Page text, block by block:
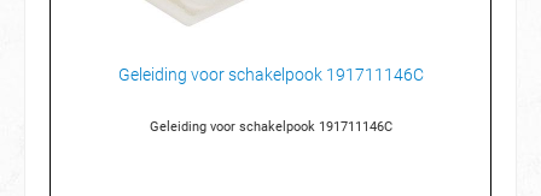
Geleiding voor schakelpook 191711146C
Geleiding voor schakelpook 191711146C